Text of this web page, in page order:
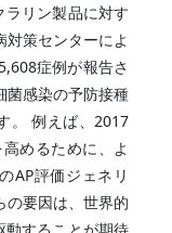
リン製品に対す
策センターによ
症例が報告さ
菌感染の予防接種
。 例えば、2017
めるために、よ
AP評価ジェネリ
の要因は、世界的
動することが期待